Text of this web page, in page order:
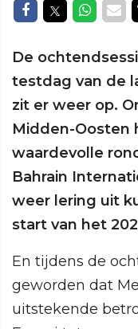
Delen opDelen op
Delen
De
testdag van de
zit er weer op.
Midden-Oosten
waardevolle
Bahrain
weer lering uit
start van het
En tijdens de
geworden dat
uitstekende